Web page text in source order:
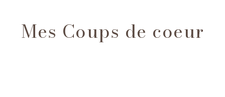
Mes Coups de coeur